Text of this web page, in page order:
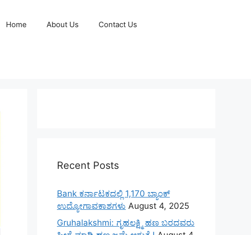
Home About Us Contact Us
Recent Posts
Bank ಕರ್ನಾಟಕದಲ್ಲಿ 1,170 ಬ್ಯಾಂಕ್
ಉದ್ಯೋಗಾವಕಾಶಗಳು August 4, 2025
Gruhalakshmi: ಗೃಹಲಕ್ಷ್ಮಿ ಹಣ ಬರದವರು